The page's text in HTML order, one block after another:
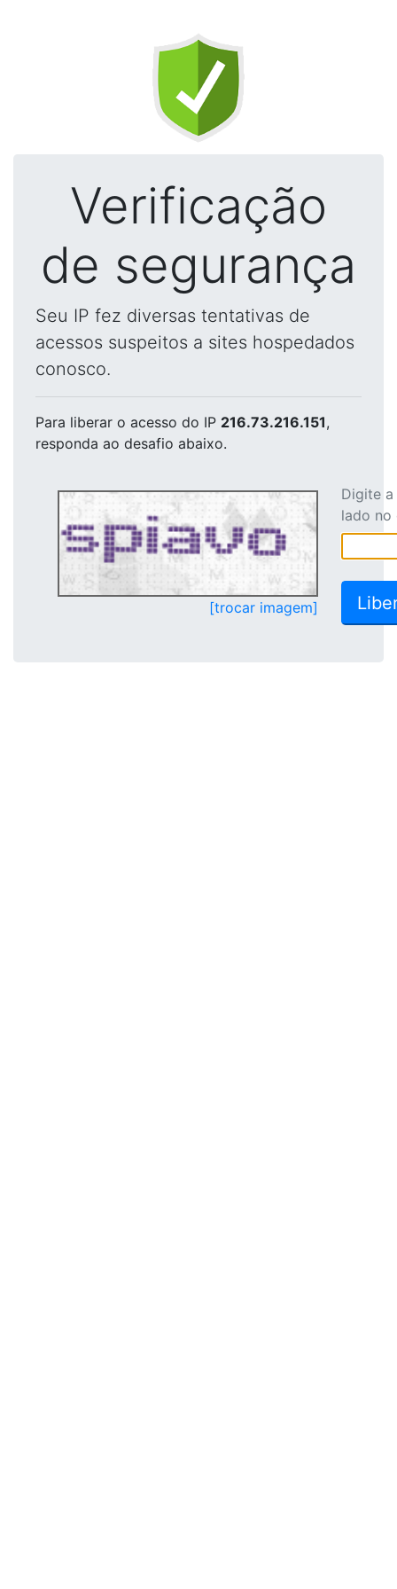
Verificação
de segurança
Seu IP fez diversas tentativas de
acessos suspeitos a sites hospedados
conosco.
Para liberar o acesso do IP 216.73.216.151,
responda ao desafio abaixo.
[trocar imagem]
Digite
lado no